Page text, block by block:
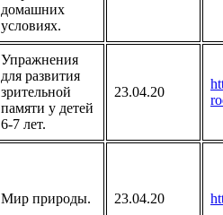
домашних
условиях.
Упражнения
для развития
зрительной
памяти у детей
6-7 лет.
23.04.20
Мир природы. 23.04.20